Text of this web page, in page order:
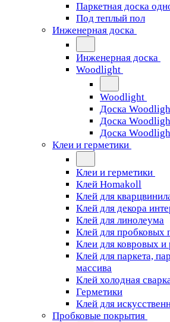
Паркетная доска
Под теплый пол
Инженерная доска
Инженерная доска
Woodlight
Woodlight
Доска
Доска
Доска
Клеи и герметики
Клеи и герметики
Клей Homakoll
Клей для
Клей для декора
Клей для линолеума
Клей для пробковых
Клеи для ковровых
Клей для паркета,
массива
Клей холодная
Герметики
Клей для
Пробковые покрытия